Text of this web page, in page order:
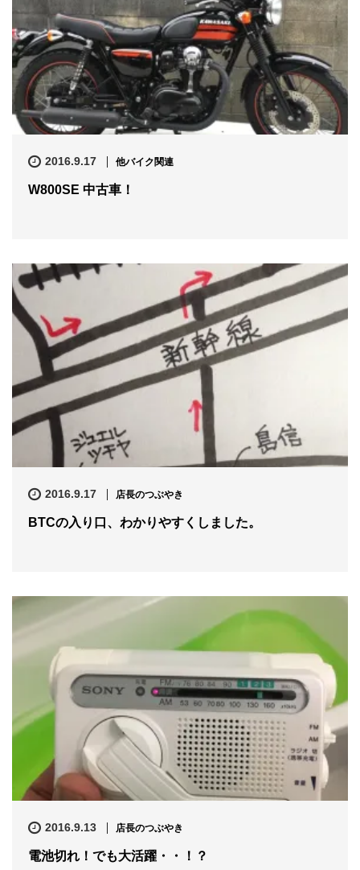
2016.9.17 他バイク関連
W800SE 中古車！
2016.9.17 店長のつぶやき
BTCの入り口、わかりやすくしました。
2016.9.13 店長のつぶやき
電池切れ！でも大活躍・・！？